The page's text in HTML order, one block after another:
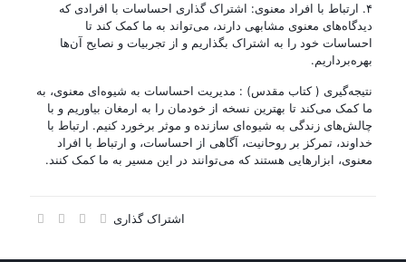
۴. ارتباط با افراد معنوی: اشتراک گذاری احساسات با افرادی که
دیدگاه‌های معنوی مشابهی دارند، می‌تواند به ما کمک کند تا
احساسات خود را به اشتراک بگذاریم و از تجربیات و نصایح آن‌ها
بهره‌برداریم.
نتیجه‌گیری ( کتاب مقدس) : مدیریت احساسات به شیوه‌ای معنوی، به
ما کمک می‌کند تا بهترین نسخه از خودمان را به ارمغان بیاوریم و با
چالش‌های زندگی به شیوه‌ای سازنده و موثر برخورد کنیم. ارتباط با
خداوند، تمرکز بر روحانیت، آگاهی از احساسات، و ارتباط با افراد
معنوی، ابزارهایی هستند که می‌توانند در این مسیر به ما کمک کنند.
اشتراک گذاری